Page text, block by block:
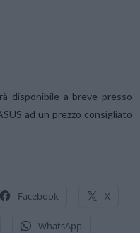
disponibile a breve presso
ad un prezzo consigliato
Facebook X
WhatsApp